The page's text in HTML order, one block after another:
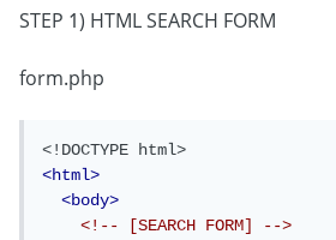
STEP 1) HTML SEARCH FORM
form.php
<!DOCTYPE html>
<html>
<body>
<!-- [SEARCH FORM] -->